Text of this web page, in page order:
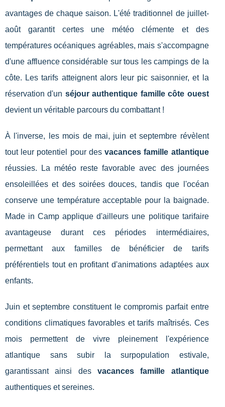
avantages de chaque saison. L'été traditionnel de juillet-
août garantit certes une météo clémente et des
températures océaniques agréables, mais s'accompagne
d'une affluence considérable sur tous les campings de la
côte. Les tarifs atteignent alors leur pic saisonnier, et la
réservation d'un séjour authentique famille côte ouest
devient un véritable parcours du combattant !
À l'inverse, les mois de mai, juin et septembre révèlent
tout leur potentiel pour desvacances famille atlantique
réussies. La météo reste favorable avec des journées
ensoleillées et des soirées douces, tandis que l'océan
conserve une température acceptable pour la baignade.
Made in Camp applique d'ailleurs une politique tarifaire
avantageuse durant ces périodes intermédiaires,
permettant aux familles de bénéficier de tarifs
préférentiels tout en profitant d'animations adaptées aux
enfants.
Juin et septembre constituent le compromis parfait entre
conditions climatiques favorables et tarifs maîtrisés. Ces
mois permettent de vivre pleinement l'expérience
atlantique sans subir la surpopulation estivale,
garantissant ainsi des vacances famille atlantique
authentiques et sereines.